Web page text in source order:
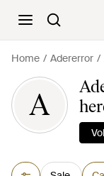
Home Adererror
A